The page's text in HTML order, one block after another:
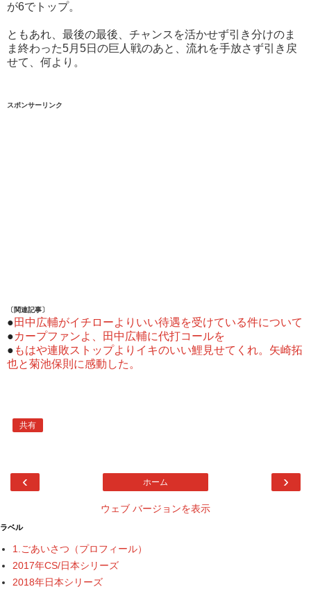
が6でトップ。
ともあれ、最後の最後、チャンスを活かせず引き分けのま
ま終わった5月5日の巨人戦のあと、流れを手放さず引き戻
せて、何より。
スポンサーリンク
〔関連記事〕
●田中広輔がイチローよりいい待遇を受けている件について
●カープファンよ、田中広輔に代打コールを
● もはや連敗ストップよりイキのいい鯉見せてくれ。矢崎拓
也と菊池保則に感動した。
共有
‹ ›
ホーム
ウェブ バージョンを表示
ラベル
1.ごあいさつ（プロフィール）
2017年CS/日本シリーズ
2018年日本シリーズ